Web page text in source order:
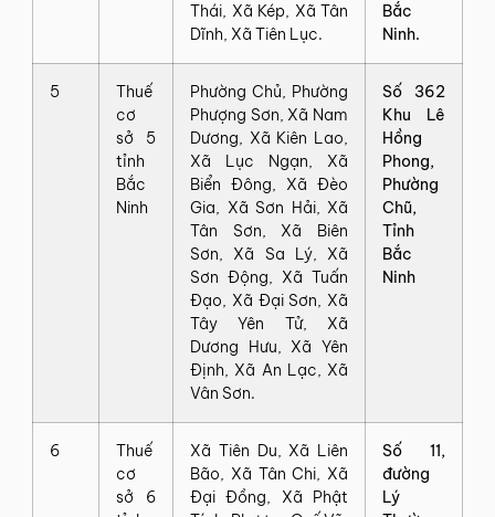
Thái, Xã Kép, Xã Tân
Dĩnh, Xã Tiên Lục.
Bắc
Ninh.
5
Thuế
cơ
sở 5
tỉnh
Bắc
Ninh
Phường Chủ, Phường
Phượng Sơn, Xã Nam
Dương, Xã Kiên Lao,
Xã Lục Ngạn, Xã
Biển Đông, Xã Đèo
Gia, Xã Sơn Hải, Xã
Tân Sơn, Xã Biên
Sơn, Xã Sa Lý, Xã
Sơn Động, Xã Tuấn
Đạo, Xã Đại Sơn, Xã
Tây Yên Tử, Xã
Dương Hưu, Xã Yên
Định, Xã An Lạc, Xã
Vân Sơn.
Số 362
Khu Lê
Hồng
Phong,
Phường
Chũ,
Tỉnh
Bắc
Ninh
6
Thuế
cơ
sở 6
Xã Tiên Du, Xã Liên
Bão, Xã Tân Chi, Xã
Đại Đồng, Xã Phật
Số 11,
đường
Lý